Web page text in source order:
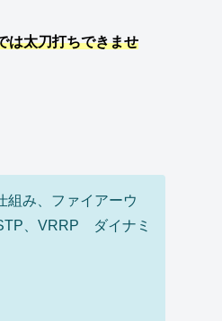
は太刀打ちできませ
組み、ファイアーウ
、VRRP ダイナミ